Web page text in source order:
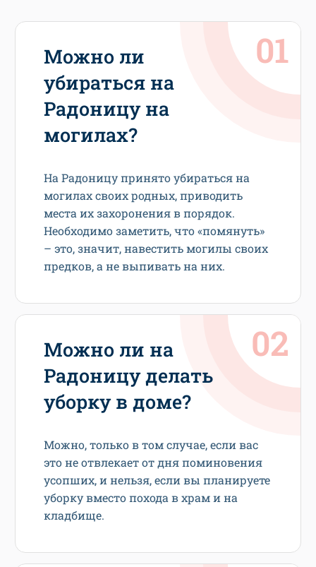
Можно ли
убираться на
Радоницу на
могилах?
На Радоницу принято убираться на
могилах своих родных, приводить
места их захоронения в порядок.
Необходимо заметить, что «помянуть»
– это, значит, навестить могилы своих
предков, а не выпивать на них.
Можно ли на
Радоницу делать
уборку в доме?
Можно, только в том случае, если вас
это не отвлекает от дня поминовения
усопших, и нельзя, если вы планируете
уборку вместо похода в храм и на
кладбище.